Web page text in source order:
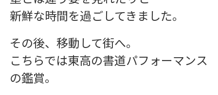
新鮮な時間を過ごしてきました。
その後、移動して街へ。
こちらでは東高の書道パフォーマンス
の鑑賞。